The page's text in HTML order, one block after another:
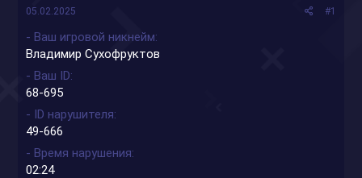
05.02.2025 #1
- Ваш игровой никнейм
Владимир Сухофруктов
- Ваш ID
68-695
- ID нарушителя
49-666
- Время нарушения
02:24